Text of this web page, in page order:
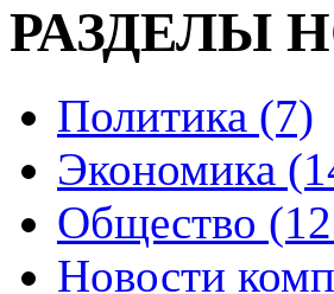
РАЗДЕЛЫ
Политика (7)
Экономика
Общество
Новости